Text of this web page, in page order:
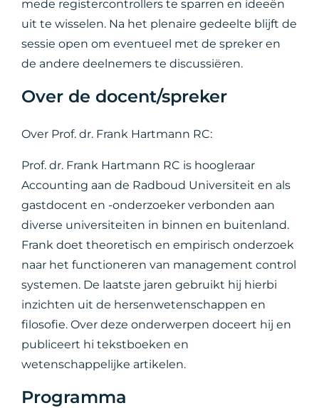
mede registercontrollers te sparren en ideeën
uit te wisselen. Na het plenaire gedeelte blijft de
sessie open om eventueel met de spreker en
de andere deelnemers te discussiëren.
Over de docent/spreker
Over Prof. dr. Frank Hartmann RC:
Prof. dr. Frank Hartmann RC is hoogleraar
Accounting aan de Radboud Universiteit en als
gastdocent en -onderzoeker verbonden aan
diverse universiteiten in binnen en buitenland.
Frank doet theoretisch en empirisch onderzoek
naar het functioneren van management control
systemen. De laatste jaren gebruikt hij hierbi
inzichten uit de hersenwetenschappen en
filosofie. Over deze onderwerpen doceert hij en
publiceert hi tekstboeken en
wetenschappelijke artikelen.
Programma